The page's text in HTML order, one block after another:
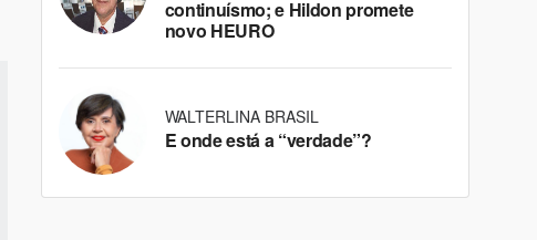
continuísmo; e Hildon promete
novo HEURO
WALTERLINA BRASIL
E onde está a “verdade”?